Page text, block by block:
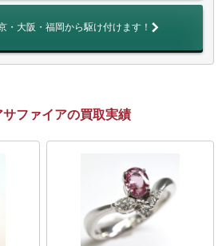
・大阪・福岡から駆け付けます！
ファイアの買取実績